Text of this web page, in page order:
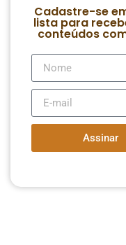
Cadastre-se
lista para
conteúdos
Assinar